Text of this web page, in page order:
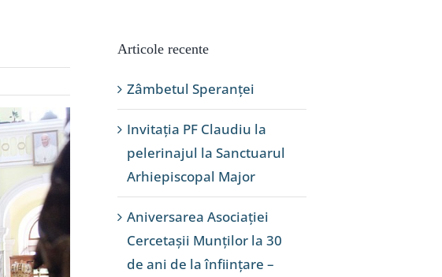
Articole recente
Zâmbetul Speranței
Invitația PF Claudiu la
pelerinajul la Sanctuarul
Arhiepiscopal Major
Aniversarea Asociației
Cercetașii Munților la 30
de ani de la înființare –